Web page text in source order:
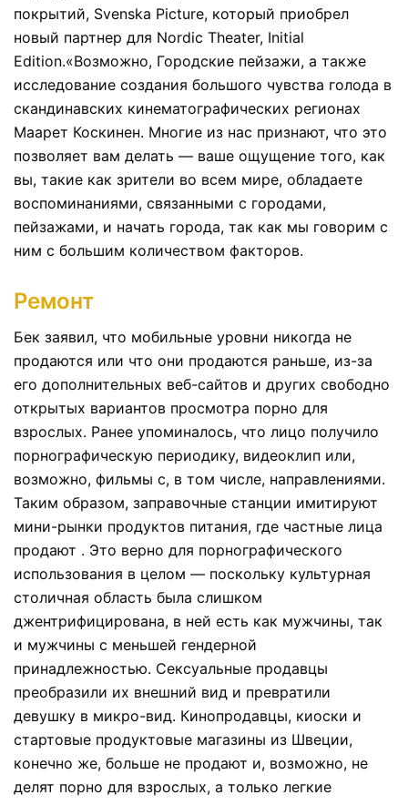
покрытий, Svenska Picture, который приобрел
новый партнер для Nordic Theater, Initial
Edition.«Возможно, Городские пейзажи, а также
исследование создания большого чувства голода в
скандинавских кинематографических регионах
Маарет Коскинен. Многие из нас признают, что это
позволяет вам делать — ваше ощущение того, как
вы, такие как зрители во всем мире, обладаете
воспоминаниями, связанными с городами,
пейзажами, и начать города, так как мы говорим с
ним с большим количеством факторов.
Ремонт
Бек заявил, что мобильные уровни никогда не
продаются или что они продаются раньше, из-за
его дополнительных веб-сайтов и других свободно
открытых вариантов просмотра порно для
взрослых. Ранее упоминалось, что лицо получило
порнографическую периодику, видеоклип или,
возможно, фильмы с, в том числе, направлениями.
Таким образом, заправочные станции имитируют
мини-рынки продуктов питания, где частные лица
продают . Это верно для порнографического
использования в целом — поскольку культурная
столичная область была слишком
джентрифицирована, в ней есть как мужчины, так
и мужчины с меньшей гендерной
принадлежностью. Сексуальные продавцы
преобразили их внешний вид и превратили
девушку в микро-вид. Кинопродавцы, киоски и
стартовые продуктовые магазины из Швеции,
конечно же, больше не продают и, возможно, не
делят порно для взрослых, а только легкие